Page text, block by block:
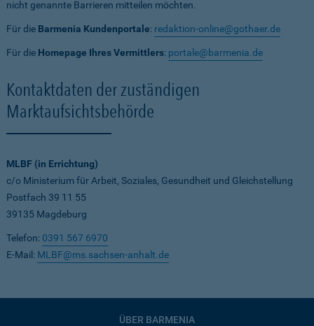
nicht genannte Barrieren mitteilen möchten.
Für die Barmenia Kundenportale: redaktion-online@gothaer.de
Für die Homepage Ihres Vermittlers: portale@barmenia.de
Kontaktdaten der zuständigen
Marktaufsichtsbehörde
MLBF (in Errichtung)
c/o Ministerium für Arbeit, Soziales, Gesundheit und Gleichstellung
Postfach 39 11 55
39135 Magdeburg
Telefon: 0391 567 6970
E-Mail: MLBF@ms.sachsen-anhalt.de
ÜBER BARMENIA